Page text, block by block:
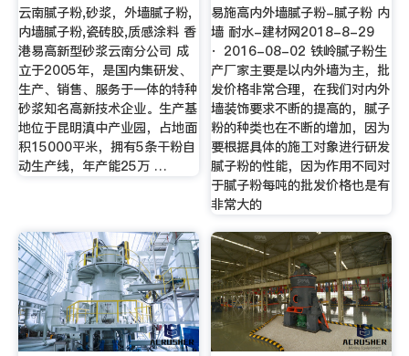
云南腻子粉,砂浆，外墙腻子粉,
内墙腻子粉,瓷砖胶,质感涂料 香
港易高新型砂浆云南分公司 成
立于2005年，是国内集研发、
生产、销售、服务于一体的特种
砂浆知名高新技术企业。生产基
地位于昆明滇中产业园，占地面
积15000平米，拥有5条干粉自
动生产线，年产能25万 …
易施高内外墙腻子粉-腻子粉 内
墙 耐水-建材网2018-8-29
· 2016-08-02 铁岭腻子粉生
产厂家主要是以内外墙为主，批
发价格非常合理，在我们对内外
墙装饰要求不断的提高的，腻子
粉的种类也在不断的增加，因为
要根据具体的施工对象进行研发
腻子粉的性能，因为作用不同对
于腻子粉每吨的批发价格也是有
非常大的